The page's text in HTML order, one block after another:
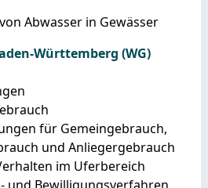
Abwasser in Gewässer
Württemberg (WG)
für Gemeingebrauch,
und Anliegergebrauch
im Uferbereich